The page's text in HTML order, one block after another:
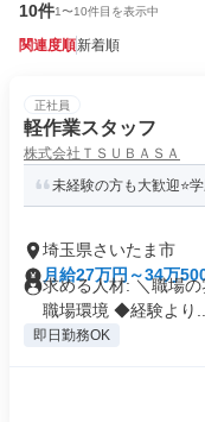
10件1〜10件目を表示中
関連度順新着順
正社員
軽作業スタッフ
株式会社ＴＳＵＢＡＳＡ
未経験の方も大歓迎⭐️
埼玉県さいたま市
月給27万円～34万
求める人材: ＼職場
職場環境 ◆経験より...
即日勤務OK